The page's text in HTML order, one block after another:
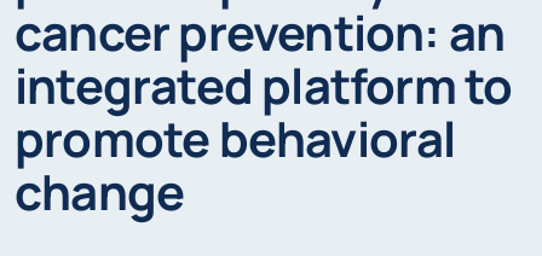
cancer prevention: an
integrated platform to
promote behavioral
change